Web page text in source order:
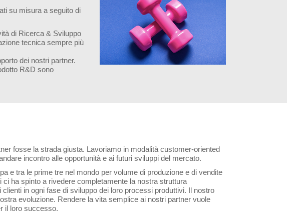
su misura a seguito di
di Ricerca & Sviluppo
tecnica sempre più
dei nostri partner.
R&D sono
fosse la strada giusta. Lavoriamo in modalità customer-oriented
incontro alle opportunità e ai futuri sviluppi del mercato.
e tra le prime tre nel mondo per volume di produzione e di vendite
ha spinto a rivedere completamente la nostra struttura
in ogni fase di sviluppo dei loro processi produttivi. Il nostro
evoluzione. Rendere la vita semplice ai nostri partner vuole
il loro successo.